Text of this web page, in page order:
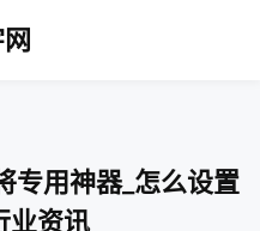
专用神器_怎么设置
业资讯